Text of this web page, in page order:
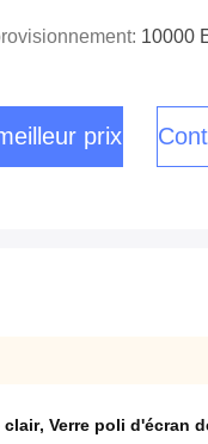
10000
prix
clair, Verre poli d'écran